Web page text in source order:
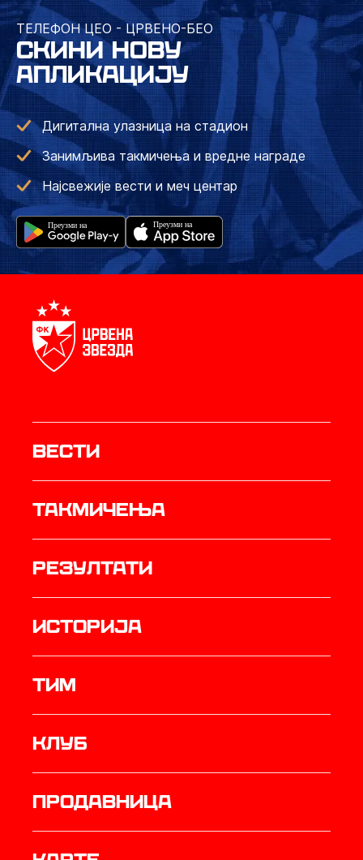
ТЕЛЕФОН ЦЕО - ЦРВЕНО-БЕО
СКИНИ НОВУ
АПЛИКАЦИЈУ
Дигитална улазница на стадион
Занимљива такмичења и вредне награде
Најсвежије вести и меч центар
Вести
Такмичења
резултати
историја
ТИМ
Клуб
продавница